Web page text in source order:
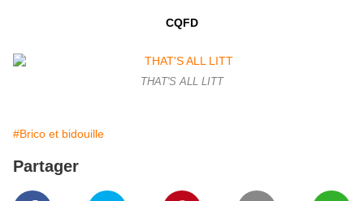
CQFD
THAT'S ALL LITT
#Brico et bidouille
Partager